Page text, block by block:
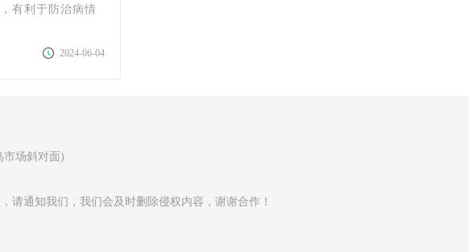
有利于防治病情
2024-06-04
市场斜对面)
请通知我们，我们会及时删除侵权内容，谢谢合作！